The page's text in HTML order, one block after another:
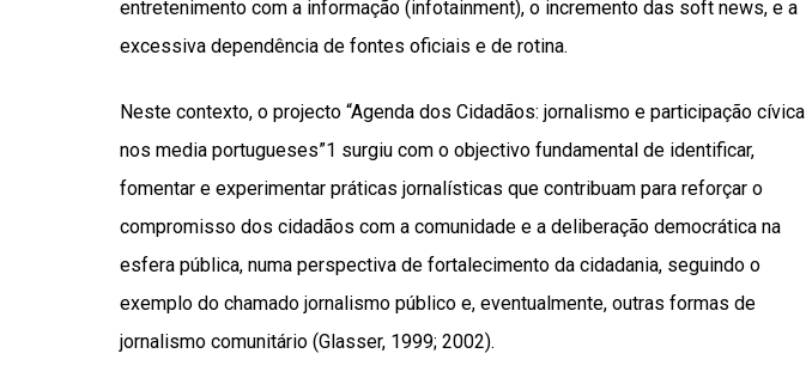
entretenimento com a informação (infotainment), o incremento das soft news, e a
excessiva dependência de fontes oficiais e de rotina.
Neste contexto, o projecto “Agenda dos Cidadãos: jornalismo e participação cívica
nos media portugueses”1 surgiu com o objectivo fundamental de identificar,
fomentar e experimentar práticas jornalísticas que contribuam para reforçar o
compromisso dos cidadãos com a comunidade e a deliberação democrática na
esfera pública, numa perspectiva de fortalecimento da cidadania, seguindo o
exemplo do chamado jornalismo público e, eventualmente, outras formas de
jornalismo comunitário (Glasser, 1999; 2002).